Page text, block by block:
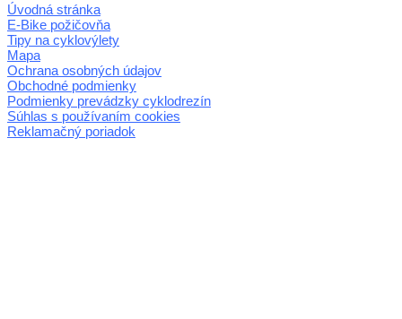
Úvodná stránka
E-Bike požičovňa
Tipy na cyklovýlety
Mapa
Ochrana osobných údajov
Obchodné podmienky
Podmienky prevádzky cyklodrezín
Súhlas s používaním cookies
Reklamačný poriadok